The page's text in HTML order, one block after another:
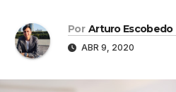
Por Arturo Escobedo
ABR 9, 2020